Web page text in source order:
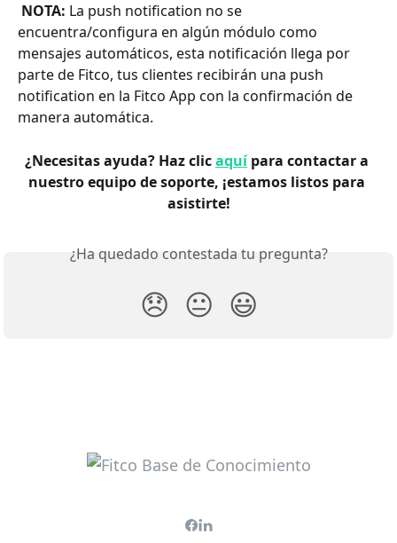
NOTA: La push notification no se
encuentra/configura en algún módulo como
mensajes automáticos, esta notificación llega por
parte de Fitco, tus clientes recibirán una push
notification en la Fitco App con la confirmación de
manera automática.
¿Necesitas ayuda? Haz clic aquí para contactar a
nuestro equipo de soporte, ¡estamos listos para
asistirte!
¿Ha quedado contestada tu pregunta?
😞 😐 😃